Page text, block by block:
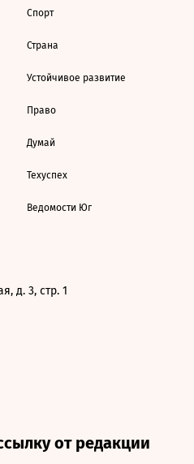
Спорт
Страна
Устойчивое развитие
Право
Думай
Техуспех
Ведомости Юг
д. 3, стр. 1